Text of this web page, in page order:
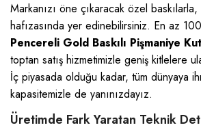
Markanızı öne çıkaracak özel
hafızasında yer edinebilirsiniz. En az
Pencereli Gold Baskılı Pişmaniye
toptan satış hizmetimizle geniş kitlelere
İç piyasada olduğu kadar, tüm dünyaya
kapasitemizle de yanınızdayız.
Üretimde Fark Yaratan Teknik